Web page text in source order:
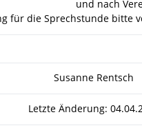
und nach
für die Sprechstunde bitte
Susanne Rentsch
Letzte Änderung: